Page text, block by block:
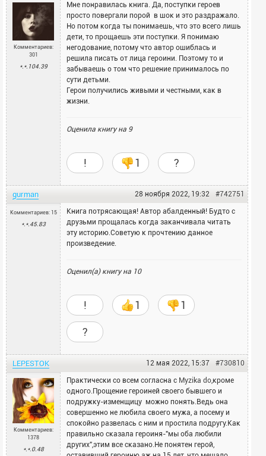
достижение человеческого благородства и
большой любви к ближнему.Каждый стремился
защитить другого, не думая о себе, только ведь
всё это ложное.В этой книжке никого не надо
было спасать, не надо было отказываться от
своего счастья.Для меня эта книжка о
фальшивых героях, фальшивой дружбе и такой
же любви.
Комментариев:
301
*.*.104.39
Мне понравилась книга. Да, поступки героев
просто повергали порой в шок и это раздражало.
Но потом когда ты понимаешь, что это всего лишь
дети, то прощаешь эти поступки. Я понимаю
негодование, потому что автор ошиблась и
решила писать от лица героини. Поэтому то и
забываешь о том что решение принималось по
сути детьми.
Герои получились живыми и честными, как в
жизни.
Оценила книгу на 9
! 1 ?
gurman #742751
28 ноября 2022, 19:32
Комментариев: 15
*.*.45.83
Книга потрясающая! Автор абалденный! Будто с
друзьми прощалась когда заканчивала читать
эту историю.Советую к прочтению данное
произведение.
Оценил(а) книгу на 10
! 1 1
?
LEPESTOK #730810
12 мая 2022, 15:37
Комментариев:
1378
*.*.0.48
Практически со всем согласна с Myzika do,кроме
одного.Прощение героиней своего бывшего и
подружку-изменщицу можно понять.Ведь она
совершенно не любила своего мужа, а посему и
спокойно развелась с ним и простила подругу.Как
правильно сказала героиня-"мы оба любили
других",этим все сказано.Не понятен герой,